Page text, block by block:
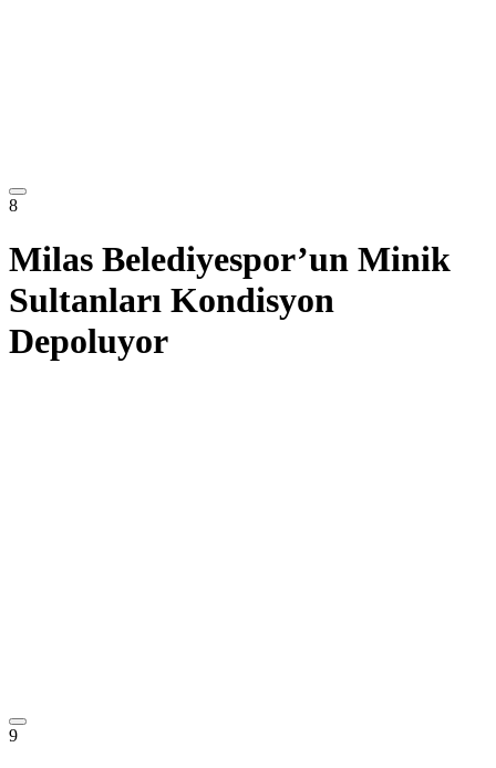
8
Milas Belediyespor’un Minik
Sultanları Kondisyon
Depoluyor
9